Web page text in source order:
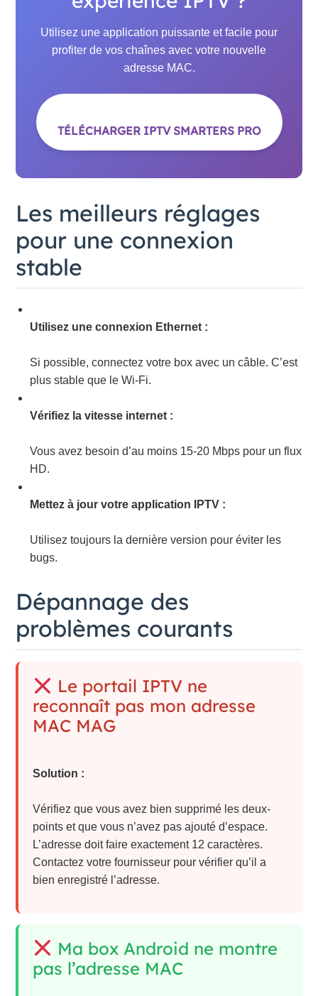
Utilisez une application puissante et facile pour
profiter de vos chaînes avec votre nouvelle
adresse MAC.
TÉLÉCHARGER IPTV SMARTERS PRO
Les meilleurs réglages
pour une connexion
stable
Utilisez une connexion Ethernet :
Si possible, connectez votre box avec un câble. C’est
plus stable que le Wi-Fi.
Vérifiez la vitesse internet :
Vous avez besoin d’au moins 15-20 Mbps pour un flux
HD.
Mettez à jour votre application IPTV :
Utilisez toujours la dernière version pour éviter les
bugs.
Dépannage des
problèmes courants
Le portail IPTV ne
reconnaît pas mon adresse
MAC MAG
Solution :
Vérifiez que vous avez bien supprimé les deux-
points et que vous n’avez pas ajouté d’espace.
L’adresse doit faire exactement 12 caractères.
Contactez votre fournisseur pour vérifier qu’il a
bien enregistré l’adresse.
Ma box Android ne montre
pas l’adresse MAC